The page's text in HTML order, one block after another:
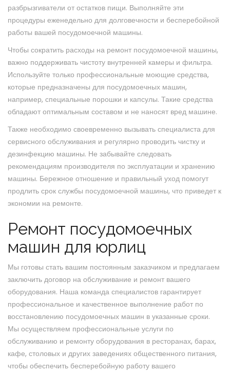
разбрызгиватели от остатков пищи. Выполняйте эти
процедуры еженедельно для долговечности и бесперебойной
работы вашей посудомоечной машины.
Чтобы сократить расходы на ремонт посудомоечной машины,
важно поддерживать чистоту внутренней камеры и фильтра.
Используйте только профессиональные моющие средства,
которые предназначены для посудомоечных машин,
например, специальные порошки и капсулы. Такие средства
обладают оптимальным составом и не наносят вред машине.
Также необходимо своевременно вызывать специалиста для
сервисного обслуживания и регулярно проводить чистку и
дезинфекцию машины. Не забывайте следовать
рекомендациям производителя по эксплуатации и хранению
машины. Бережное отношение и правильный уход помогут
продлить срок службы посудомоечной машины, что приведет к
экономии на ремонте.
Ремонт посудомоечных
машин для юрлиц
Мы готовы стать вашим постоянным заказчиком и предлагаем
заключить договор на обслуживание и ремонт вашего
оборудования. Наша команда специалистов гарантирует
профессиональное и качественное выполнение работ по
восстановлению посудомоечных машин в указанные сроки.
Мы осуществляем профессиональные услуги по
обслуживанию и ремонту оборудования в ресторанах, барах,
кафе, столовых и других заведениях общественного питания,
чтобы обеспечить бесперебойную работу вашего